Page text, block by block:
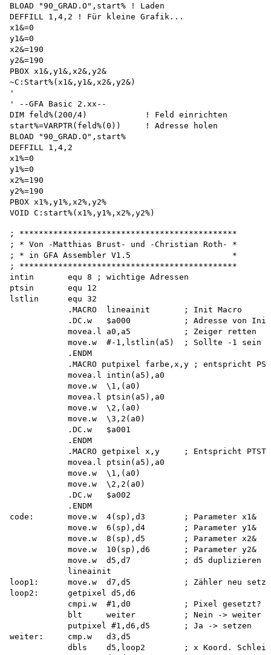
BLOAD "90_GRAD.O",start% ! Laden
DEFFILL 1,4,2 ! Für kleine Grafik...
x1&=0
y1&=0
x2&=190
y2&=190
PBOX x1&,y1&,x2&,y2&
~C:Start%(x1&,y1&,x2&,y2&)
'
' --GFA Basic 2.xx--
DIM feld%(200/4)            ! Feld einrichten
start%=VARPTR(feld%(0))     ! Adresse holen
BLOAD "90_GRAD.O",start%
DEFFILL 1,4,2
x1%=0
y1%=0
x2%=190
y2%=190
PBOX x1%,y1%,x2%,y2%
; *********************************************
; * Von -Matthias Brust- und -Christian Roth- *
; * in GFA Assembler V1.5                     *
; *********************************************
intin       equ 8 ; wichtige Adressen
ptsin       equ 12
lstlin      equ 32
            .MACRO  lineainit       ; Init Macro
.DC.w   $a000           ; Adresse von
            movea.l a0,a5           ; Zeiger retten
            move.w  #-1,lstlin(a5)  ; Sollte -1 sein
            .ENDM
.MACRO putpixel farbe,x,y ; entspricht
            movea.l intin(a5),a0
            move.w  \1,(a0)
            movea.l ptsin(a5),a0
            move.w  \2,(a0)
            move.w  \3,2(a0)
            .DC.w   $a001
            .ENDM
            .MACRO getpixel x,y     ; Entspricht PTST
            movea.l ptsin(a5),a0
            move.w  \1,(a0)
            move.w  \2,2(a0)
            .DC.w   $a002
            .ENDM
code:       move.w  4(sp),d3        ; Parameter x1&
            move.w  6(sp),d4        ; Parameter y1&
            move.w  8(sp),d5        ; Parameter x2&
            move.w  10(sp),d6       ; Parameter y2&
            move.w  d5,d7           ; d5 duplizieren
            lineainit
loop1:      move.w  d7,d5           ; Zähler neu
loop2:      getpixel d5,d6
            cmpi.w  #1,d0           ; Pixel gesetzt?
            blt     weiter          ; Nein -> weiter
            putpixel #1,d6,d5       ; Ja -> setzen
weiter:     cmp.w   d3,d5
dbls    d5,loop2        ; x Koord.